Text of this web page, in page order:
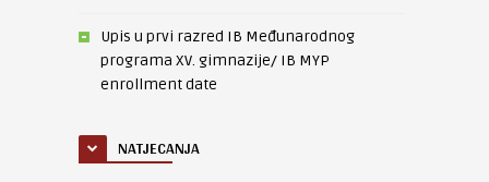
Upis u prvi razred IB Međunarodnog
programa XV. gimnazije/ IB MYP
enrollment date
NATJECANJA